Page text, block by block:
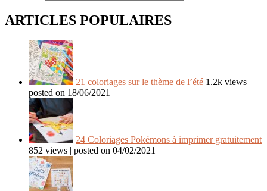
ARTICLES POPULAIRES
21 coloriages sur le thème de l’été 1.2k views |
posted on 18/06/2021
24 Coloriages Pokémons à imprimer gratuitement
852 views | posted on 04/02/2021